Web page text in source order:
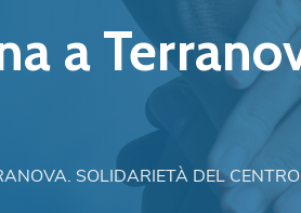
a
SOLIDARIETÀ DEL